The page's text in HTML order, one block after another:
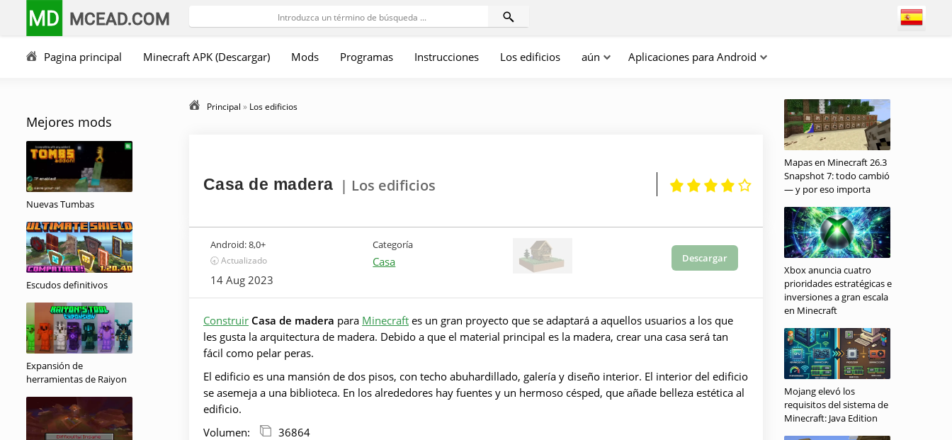
MD MCEAD.COM
Pagina principal Minecraft APK (Descargar) Mods Programas Instrucciones Los edificios aún Aplicaciones para Android
Mejores mods
Nuevas Tumbas
Escudos definitivos
Expansión de
herramientas de Raiyon
Principal » Los edificios
Casa de madera | Los edificios
Android:8,0+
🕣 Actualizado
14 Aug 2023
Categoría
Casa Descargar
Construir Casa de madera para Minecraft es un gran proyecto que se adaptará a aquellos usuarios a los que
les gusta la arquitectura de madera. Debido a que el material principal es la madera, crear una casa será tan
fácil como pelar peras.
El edificio es una mansión de dos pisos, con techo abuhardillado, galería y diseño interior. El interior del edificio
se asemeja a una biblioteca. En los alrededores hay fuentes y un hermoso césped, que añade belleza estética al
edificio.
Volumen:
36864
Mapas en Minecraft 26.3
Snapshot 7: todo cambió
— y por eso importa
Xbox anuncia cuatro
prioridades estratégicas e
inversiones a gran escala
en Minecraft
Mojang elevó los
requisitos del sistema de
Minecraft: Java Edition